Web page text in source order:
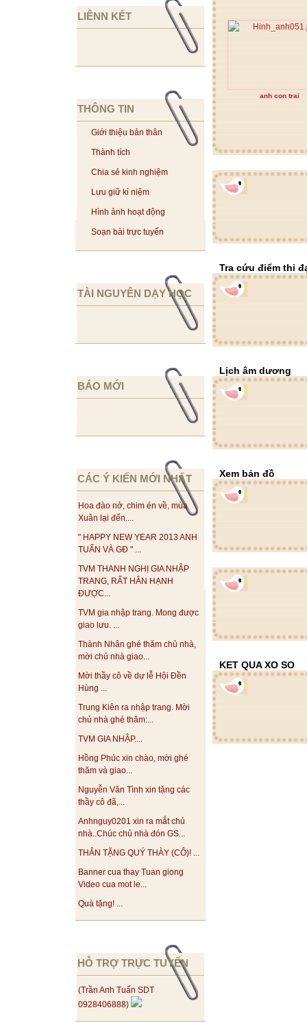
LIÊNN KẾT
THÔNG TIN
Giới thiệu bản thân
Thành tích
Chia sẻ kinh nghiệm
Lưu giữ kỉ niệm
Hình ảnh hoạt động
Soạn bài trực tuyến
TÀI NGUYÊN DẠY HỌC
BÁO MỚI
CÁC Ý KIẾN MỚI NHẤT
Hoa đào nở, chim én về, mùa
Xuân lại đến....
" HAPPY NEW YEAR 2013 ANH
TUẤN VÀ GĐ " ...
TVM THANH NGHỊ GIA NHẬP
TRANG, RẤT HÂN HẠNH
ĐƯỢC...
TVM gia nhập trang. Mong được
giao lưu. ...
Thành Nhân ghé thăm chủ nhà,
mời chủ nhà giao...
Mời thầy cô về dự lễ Hội Đền
Hùng ...
Trung Kiên ra nhập trang. Mời
chủ nhà ghé thăm:...
TVM GIA NHẬP....
Hồng Phúc xin chào, mời ghé
thăm và giao...
Nguyễn Văn Tình xin tặng các
thầy cô đã,...
Anhnguy0201 xin ra mắt chủ
nhà..Chúc chủ nhà đón GS...
THÂN TẶNG QUÝ THÀY (CÔ)! ...
Banner cua thay Tuan giong
Video cua mot le...
Quà tặng! ...
HỖ TRỢ TRỰC TUYẾN
(Trần Anh Tuấn SDT
0928406888)
anh con trai
Tra cứu điểm thi
Lịch âm dương
Xem bản đồ
KET QUA XO SO